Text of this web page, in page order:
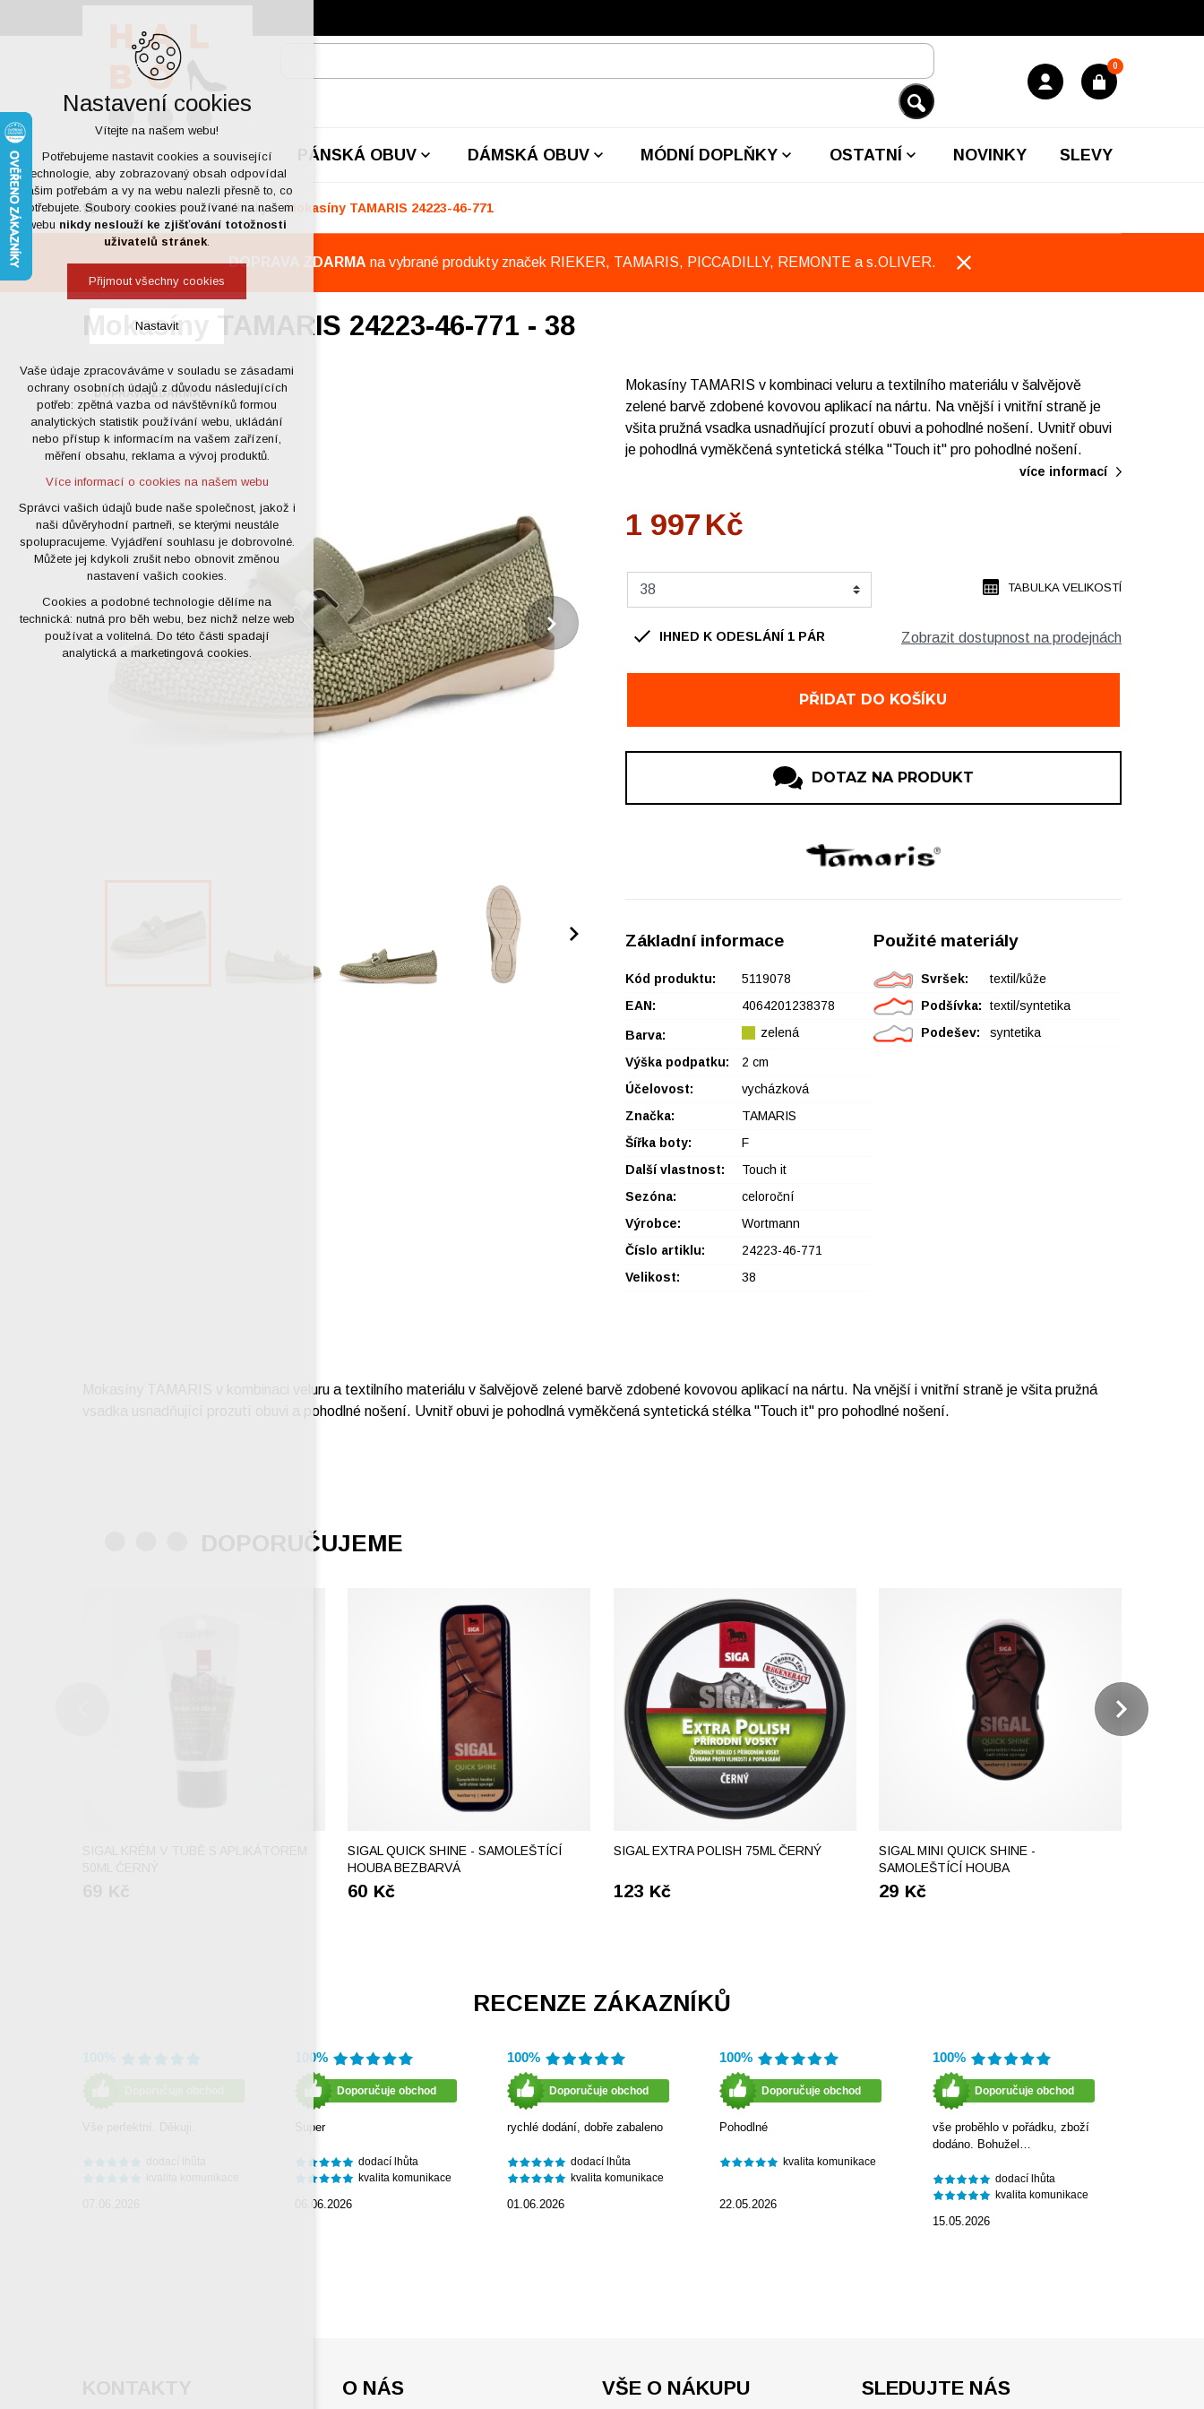
0
PÁNSKÁ OBUV DÁMSKÁ OBUV MÓDNÍ DOPLŇKY OSTATNÍ NOVINKY SLEVY
Dámská obuv Polobotky Mokasíny TAMARIS 24223-46-771
DOPRAVA ZDARMA na vybrané produkty značek RIEKER, TAMARIS, PICCADILLY, REMONTE a s.OLIVER.
Mokasíny TAMARIS 24223-46-771 - 38
DOPRAVA ZDARMA
Mokasíny TAMARIS v kombinaci veluru a textilního materiálu v šalvějově
zelené barvě zdobené kovovou aplikací na nártu. Na vnější i vnitřní straně je
všita pružná vsadka usnadňující prozutí obuvi a pohodlné nošení. Uvnitř obuvi
je pohodlná vyměkčená syntetická stélka "Touch it" pro pohodlné nošení.
více informací
1 997 Kč
PŘIDAT DO KOŠÍKU
IHNED K ODESLÁNÍ 1 PÁR Zobrazit dostupnost na prodejnách
TABULKA VELIKOSTÍ
DOTAZ NA PRODUKT
Základní informace
Kód produktu:
5119078
EAN:
4064201238378
Barva: zelená
Výška podpatku:
2 cm
Účelovost:
vycházková
Značka:
TAMARIS
Šířka boty:
F
Další vlastnost:
Touch it
Sezóna:
celoroční
Výrobce:
Wortmann
Číslo artiklu:
24223-46-771
Velikost:
38
Použité materiály
Svršek:
textil/kůže
Podšívka:
textil/syntetika
Podešev:
syntetika
Mokasíny TAMARIS v kombinaci veluru a textilního materiálu v šalvějově zelené barvě zdobené kovovou aplikací na nártu. Na vnější i vnitřní straně je všita pružná
vsadka usnadňující prozutí obuvi a pohodlné nošení. Uvnitř obuvi je pohodlná vyměkčená syntetická stélka "Touch it" pro pohodlné nošení.
DOPORUČUJEME
SIGAL QUICK SHINE - SAMOLEŠTÍCÍ
HOUBA BEZBARVÁ
60 Kč
SIGAL EXTRA POLISH 75ML ČERNÝ
123 Kč
SIGAL MINI QUICK SHINE -
SAMOLEŠTÍCÍ HOUBA
29 Kč
RECENZE ZÁKAZNÍKŮ
100%
Doporučuje obchod
Super
dodací lhůta
kvalita komunikace
06.06.2026
100%
Doporučuje obchod
rychlé dodání, dobře zabaleno
dodací lhůta
kvalita komunikace
01.06.2026
100%
Doporučuje obchod
Pohodlné
kvalita komunikace
22.05.2026
100%
Doporučuje obchod
vše proběhlo v pořádku, zboží
dodáno. Bohužel…
dodací lhůta
kvalita komunikace
15.05.2026
O NÁS VŠE O NÁKUPU SLEDUJTE NÁS
Nastavení cookies
Vítejte na našem webu!
Potřebujeme nastavit cookies a související
technologie, aby zobrazovaný obsah odpovídal
vašim potřebám a vy na webu nalezli přesně to, co
potřebujete. Soubory cookies používané na našem
webu nikdy neslouží ke zjišťování totožnosti
uživatelů stránek.
Přijmout všechny cookies
Nastavit
Technická cookies
nutná pro provozování webu
udržení kontextu stránek (session):
případná přihlášení, volby jazyka, apod.
Volitelná cookies
analytická pro anonymizované
vyhodnocení návštěvnosti
marketingová cookies (Google)
Více informací o cookies na našem webu
Přijmout všechny cookies
Odmítnout vše
Vaše údaje zpracováváme v souladu se zásadami
ochrany osobních údajů z důvodu následujících
potřeb: zpětná vazba od návštěvníků formou
analytických statistik používání webu, ukládání
nebo přístup k informacím na vašem zařízení,
měření obsahu, reklama a vývoj produktů.
Více informací o cookies na našem webu
Správci vašich údajů bude naše společnost, jakož i
naši důvěryhodní partneři, se kterými neustále
spolupracujeme. Vyjádření souhlasu je dobrovolné.
Můžete jej kdykoli zrušit nebo obnovit změnou
nastavení vašich cookies.
Cookies a podobné technologie dělíme na
technická: nutná pro běh webu, bez nichž nelze web
používat a volitelná. Do této části spadají
analytická a marketingová cookies.